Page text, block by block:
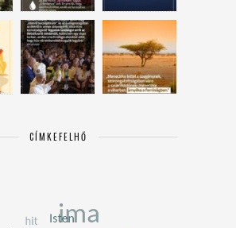
CÍMKEFELHŐ